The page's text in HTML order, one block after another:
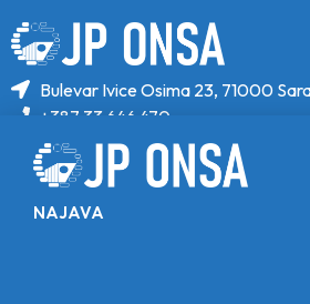
Bulevar Ivice Osima 23, 71000
+387 33 646 470
+387 33 646 471
info@jponsa.ba
NAJAVA